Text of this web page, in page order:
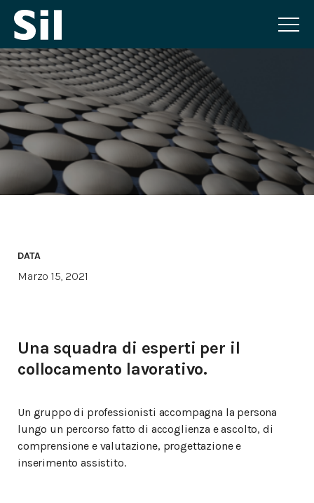
DATA
Marzo 15, 2021
Una squadra di esperti per il
collocamento lavorativo.
Un gruppo di professionisti accompagna la persona
lungo un percorso fatto di accoglienza e ascolto, di
comprensione e valutazione, progettazione e
inserimento assistito.